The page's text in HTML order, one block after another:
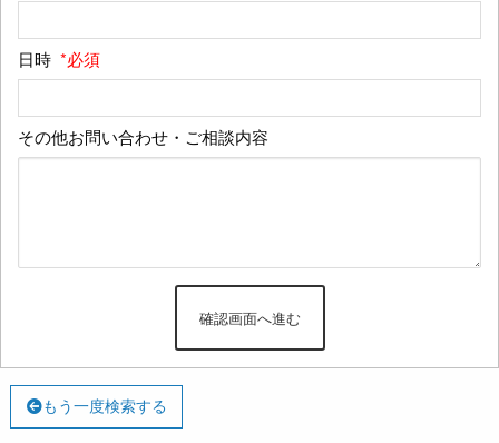
日時 *必須
その他お問い合わせ・ご相談内容
もう一度検索する